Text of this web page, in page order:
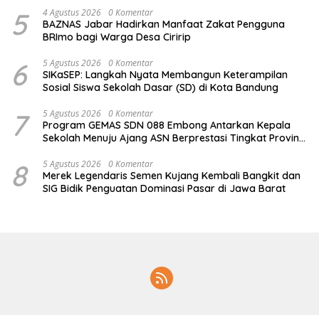
5 4 Agustus 2026 0 Komentar
BAZNAS Jabar Hadirkan Manfaat Zakat Pengguna
BRImo bagi Warga Desa Ciririp
6 5 Agustus 2026 0 Komentar
SIKaSEP: Langkah Nyata Membangun Keterampilan
Sosial Siswa Sekolah Dasar (SD) di Kota Bandung
7 5 Agustus 2026 0 Komentar
Program GEMAS SDN 088 Embong Antarkan Kepala
Sekolah Menuju Ajang ASN Berprestasi Tingkat Provinsi
8 5 Agustus 2026 0 Komentar
Merek Legendaris Semen Kujang Kembali Bangkit dan
SIG Bidik Penguatan Dominasi Pasar di Jawa Barat